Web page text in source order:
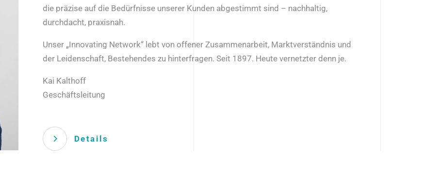
die präzise auf die Bedürfnisse unserer Kunden abgestimmt sind – nachhaltig,
durchdacht, praxisnah.
Unser „Innovating Network“ lebt von offener Zusammenarbeit, Marktverständnis und
der Leidenschaft, Bestehendes zu hinterfragen. Seit 1897. Heute vernetzter denn je.
Kai Kalthoff
Geschäftsleitung
Details